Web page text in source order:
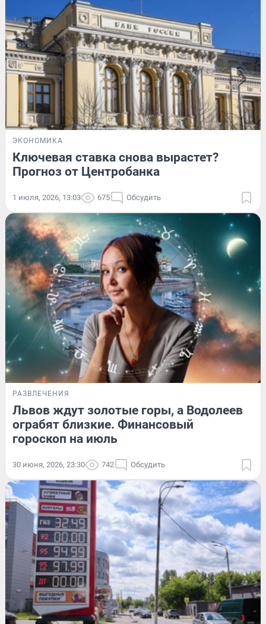
ЭКОНОМИКА
Ключевая ставка снова вырастет?
Прогноз от Центробанка
1 июля, 2026, 13:03 675 Обсудить
РАЗВЛЕЧЕНИЯ
Львов ждут золотые горы, а Водолеев
ограбят близкие. Финансовый
гороскоп на июль
30 июня, 2026, 23:30 742 Обсудить